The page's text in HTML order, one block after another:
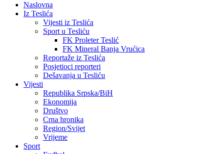
Naslovna
Iz Teslića
Vijesti iz Teslića
Sport u Tesliću
FK Proleter Teslić
FK Mineral Banja Vrućica
Reportaže iz Teslića
Posjetioci reporteri
Dešavanja u Tesliću
Vijesti
Republika Srpska/BiH
Ekonomija
Društvo
Crna hronika
Region/Svijet
Vrijeme
Sport